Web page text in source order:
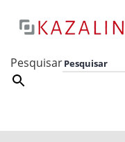
Pesquisar